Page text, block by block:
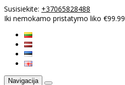
Susisiekite: +37065828488
Iki nemokamo pristatymo liko €99.99
Navigacija